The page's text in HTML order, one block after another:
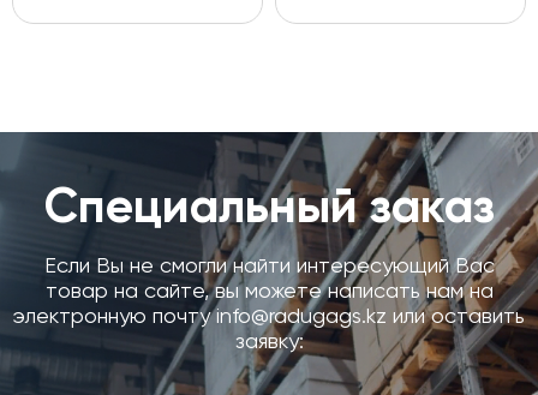
Специальный заказ
Если Вы не смогли найти интересующий Вас
товар на сайте, вы можете написать нам на
электронную почту info@radugags.kz или оставить
заявку: